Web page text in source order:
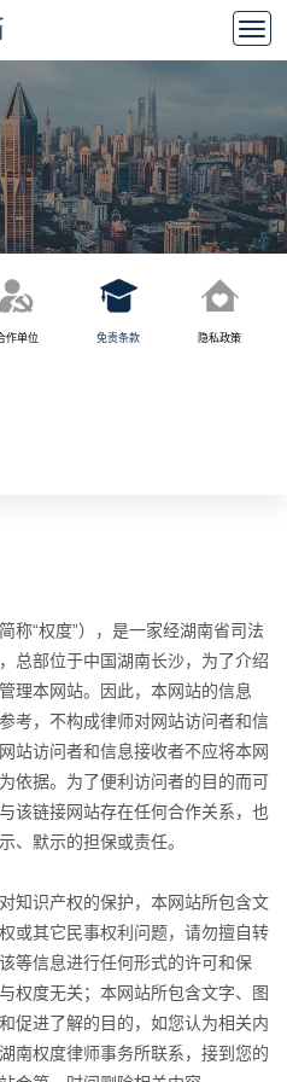
作单位 免责条款 隐私政策
称“权度”），是一家经湖南省司法
总部位于中国湖南长沙，为了介绍
理本网站。因此，本网站的信息
考，不构成律师对网站访问者和信
站访问者和信息接收者不应将本网
依据。为了便利访问者的目的而可
与该链接网站存在任何合作关系，也
、默示的担保或责任。
知识产权的保护，本网站所包含文
或其它民事权利问题，请勿擅自转
等信息进行任何形式的许可和保
权度无关；本网站所包含文字、图
和促进了解的目的，如您认为相关内
湖南权度律师事务所联系，接到您的